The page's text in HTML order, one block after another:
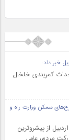
خبر داد:
مسکن وزارت راه و
از پیشروترین